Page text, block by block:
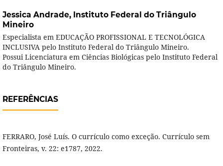
Jessica Andrade, Instituto Federal do Triângulo
Mineiro
Especialista em EDUCAÇÃO PROFISSIONAL E TECNOLÓGICA
INCLUSIVA pelo Instituto Federal do Triângulo Mineiro.
Possui Licenciatura em Ciências Biológicas pelo Instituto Federal
do Triângulo Mineiro.
REFERÊNCIAS
FERRARO, José Luís. O currículo como exceção. Currículo sem
Fronteiras, v. 22: e1787, 2022.